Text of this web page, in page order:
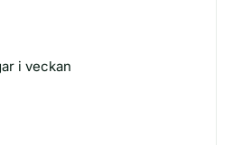
i veckan